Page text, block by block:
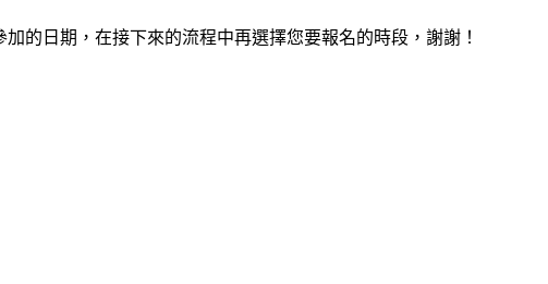
的日期，在接下來的流程中再選擇您要報名的時段，謝謝！